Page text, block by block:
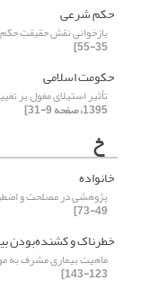
حکم شرعی
بازخوانی نقش حقیقتِ
35-55]
حکومت اسلامی
تأثیر استیلای مغول بر
1395، صفحه 9-31]
خ
خانواده
پژوهشی در مصلحت و
49-73]
خطرناک و کشنده‌بودن
ماهیت بیماری مشرف به
123-143]